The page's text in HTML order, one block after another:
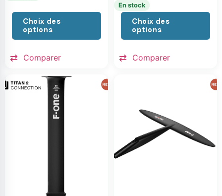
Choix des
options
Comparer
En stock
Choix des
options
Comparer